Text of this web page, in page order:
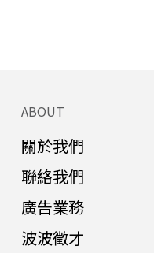
ABOUT
關於我們
聯絡我們
廣告業務
波波徵才